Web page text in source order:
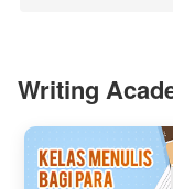
Writing